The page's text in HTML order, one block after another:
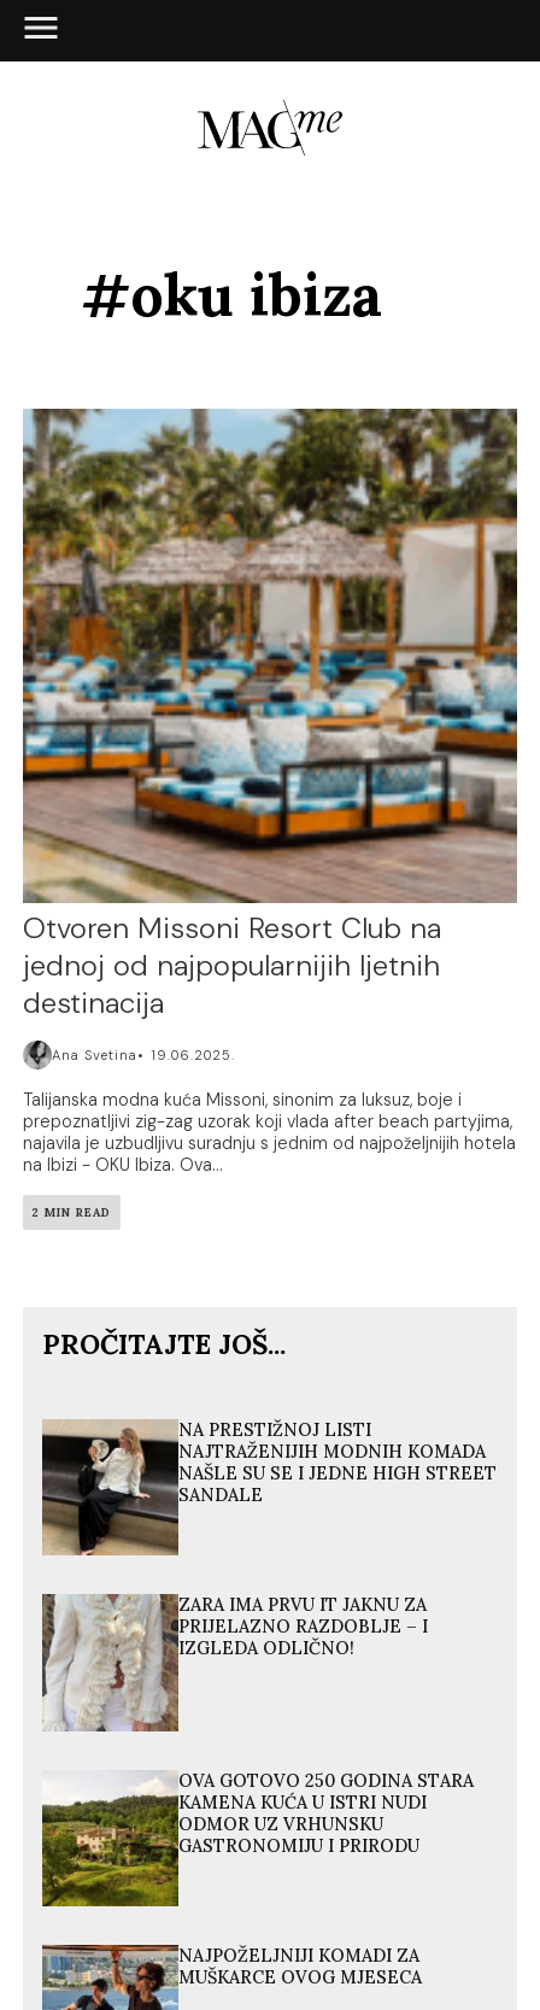
#oku ibiza
Otvoren Missoni Resort Club na
jednoj od najpopularnijih ljetnih
destinacija
Ana Svetina 19.06.2025.
Talijanska modna kuća Missoni, sinonim za luksuz, boje i
prepoznatljivi zig-zag uzorak koji vlada after beach partyjima,
najavila je uzbudljivu suradnju s jednim od najpoželjnijih hotela
na Ibizi - OKU Ibiza. Ova...
2 MIN READ
PROČITAJTE JOŠ...
NA PRESTIŽNOJ LISTI
NAJTRAŽENIJIH MODNIH KOMADA
NAŠLE SU SE I JEDNE HIGH STREET
SANDALE
ZARA IMA PRVU IT JAKNU ZA
PRIJELAZNO RAZDOBLJE – I
IZGLEDA ODLIČNO!
OVA GOTOVO 250 GODINA STARA
KAMENA KUĆA U ISTRI NUDI
ODMOR UZ VRHUNSKU
GASTRONOMIJU I PRIRODU
NAJPOŽELJNIJI KOMADI ZA
MUŠKARCE OVOG MJESECA